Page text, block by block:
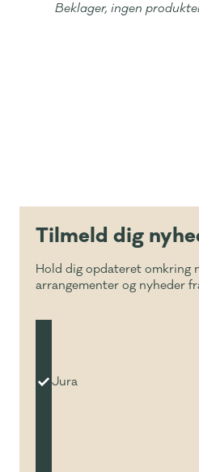
Beklager, ingen
Tilmeld dig
Hold dig opdateret omkring
arrangementer og nyheder
Jura